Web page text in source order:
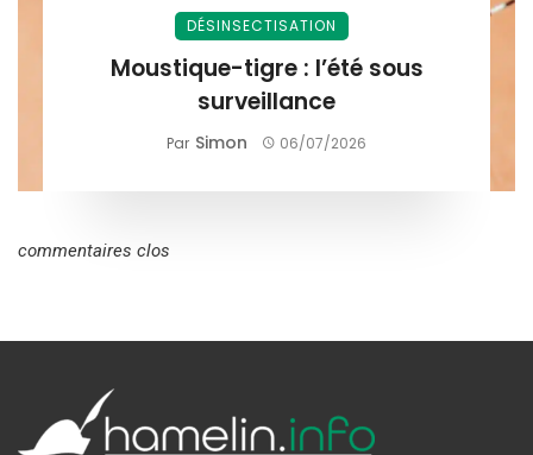
DÉSINSECTISATION
Moustique-tigre : l’été sous
surveillance
Par Simon 06/07/2026
commentaires clos